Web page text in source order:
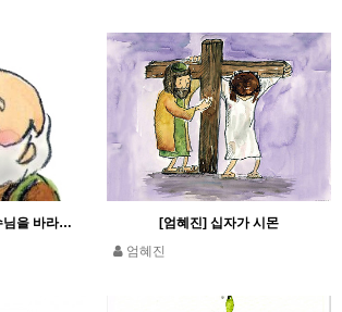
[엄혜진] 끌려가는 예수님을 바라보는 베드로
[엄혜진] 십자가 시몬
엄혜진